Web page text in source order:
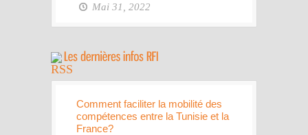
Mai 31, 2022
Comment faciliter la mobilité des
compétences entre la Tunisie et la
France?